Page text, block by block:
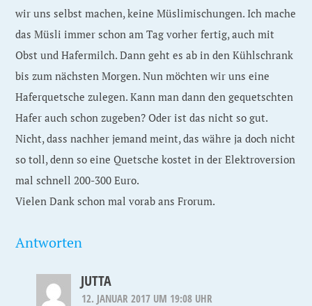
wir uns selbst machen, keine Müslimischungen. Ich mache
das Müsli immer schon am Tag vorher fertig, auch mit
Obst und Hafermilch. Dann geht es ab in den Kühlschrank
bis zum nächsten Morgen. Nun möchten wir uns eine
Haferquetsche zulegen. Kann man dann den gequetschten
Hafer auch schon zugeben? Oder ist das nicht so gut.
Nicht, dass nachher jemand meint, das währe ja doch nicht
so toll, denn so eine Quetsche kostet in der Elektroversion
mal schnell 200-300 Euro.
Vielen Dank schon mal vorab ans Frorum.
Antworten
JUTTA
12. JANUAR 2017 UM 19:08 UHR